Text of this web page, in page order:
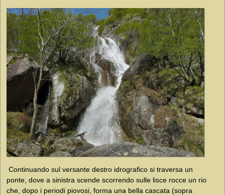
Continuando sul versante destro idrografico si traversa un
ponte, dove a sinistra scende scorrendo sulle lisce rocce un rio
che, dopo i periodi piovosi, forma una bella cascata (sopra